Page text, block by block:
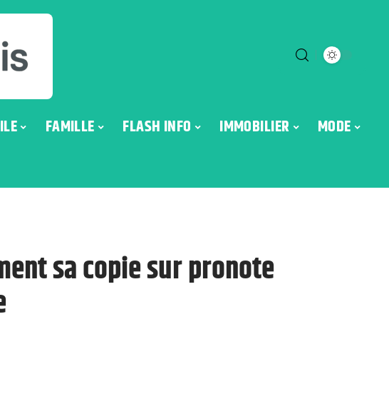
FAMILLE FLASH INFO IMMOBILIER MODE
sa copie sur pronote